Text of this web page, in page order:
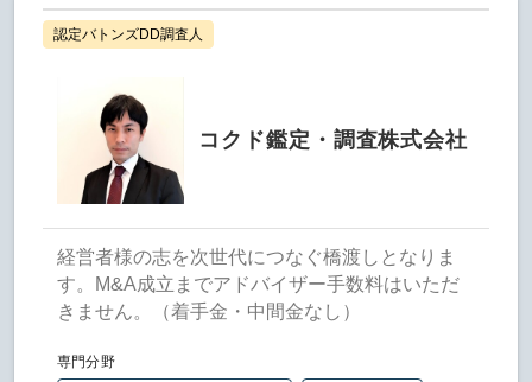
認定バトンズDD調査人
コクド鑑定・調査株式会社
経営者様の志を次世代につなぐ橋渡しとなりま
す。M&A成立までアドバイザー手数料はいただ
きません。（着手金・中間金なし）
専門分野